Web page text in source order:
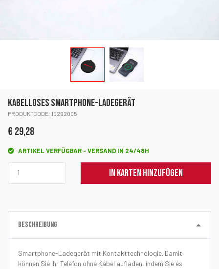
KABELLOSES SMARTPHONE-LADEGERÄT
PRODUKTCODE: 10292005
€ 29,28
ARTIKEL VERFÜGBAR - VERSAND IN 24/48H
IN KARTEN HINZUFÜGEN
BESCHREIBUNG
Smartphone-Ladegerät mit Kontakttechnologie. Damit
können Sie Ihr Telefon ohne Kabel aufladen, indem Sie es